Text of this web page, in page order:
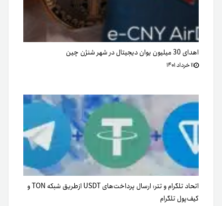
اهدای 30 میلیون یوان دیجیتال در شهر شنژن چین
۱۱ خرداد ۱۴۰۱
اتحاد تلگرام و تتر: ارسال پرداخت‌های USDT ازطریق شبکه TON و
کیف‌پول تلگرام